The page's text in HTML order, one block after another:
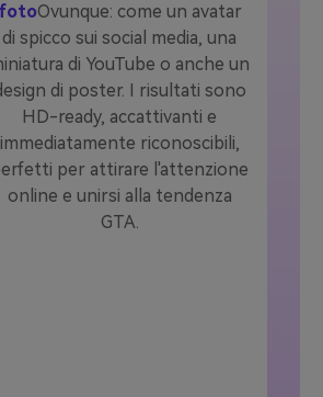
fotoOvunque: come un avatar
di spicco sui social media, una
di YouTube o anche un
di poster. I risultati sono
HD-ready, accattivanti e
immediatamente riconoscibili,
per attirare l'attenzione
online e unirsi alla tendenza
GTA.